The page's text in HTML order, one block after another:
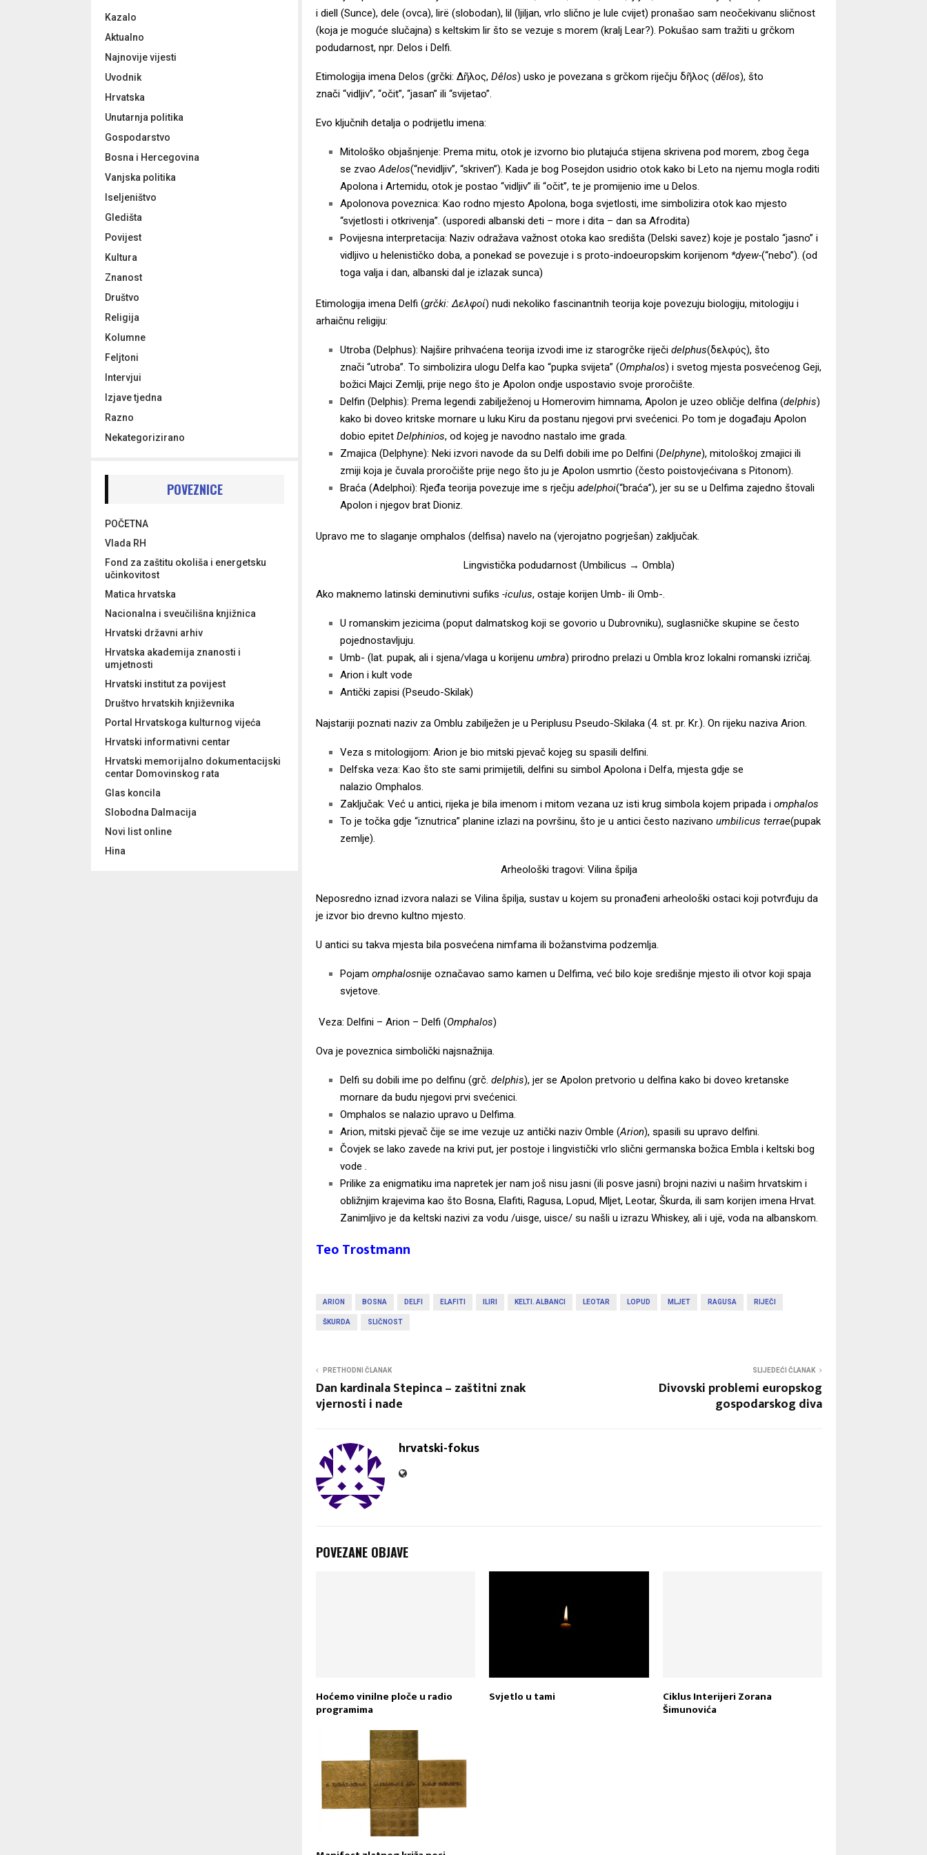
i diell (Sunce), dele (ovca), lirë (slobodan), lil (ljiljan, vrlo slično je lule cvijet) pronašao sam neočekivanu sličnost
(koja je moguće slučajna) s keltskim lir što se vezuje s morem (kralj Lear?). Pokušao sam tražiti u grčkom
podudarnost, npr. Delos i Delfi.
Etimologija imena Delos (grčki: Δῆλος, Dêlos) usko je povezana s grčkom riječju δῆλος (dēlos), što
znači “vidljiv”, “očit”, “jasan” ili “svijetao”.
Evo ključnih detalja o podrijetlu imena:
Mitološko objašnjenje: Prema mitu, otok je izvorno bio plutajuća stijena skrivena pod morem, zbog čega
se zvao Adelos(“nevidljiv”, “skriven”). Kada je bog Posejdon usidrio otok kako bi Leto na njemu mogla roditi
Apolona i Artemidu, otok je postao “vidljiv” ili “očit”, te je promijenio ime u Delos.
Apolonova poveznica: Kao rodno mjesto Apolona, boga svjetlosti, ime simbolizira otok kao mjesto
“svjetlosti i otkrivenja”. (usporedi albanski deti – more i dita – dan sa Afrodita)
Povijesna interpretacija: Naziv odražava važnost otoka kao središta (Delski savez) koje je postalo “jasno” i
vidljivo u helenističko doba, a ponekad se povezuje i s proto-indoeuropskim korijenom *dyew-(“nebo”). (od
toga valja i dan, albanski dal je izlazak sunca)
Etimologija imena Delfi (grčki: Δελφοί) nudi nekoliko fascinantnih teorija koje povezuju biologiju, mitologiju i
arhaičnu religiju:
Utroba (Delphus): Najšire prihvaćena teorija izvodi ime iz starogrčke riječi delphus(δελφύς), što
znači “utroba”. To simbolizira ulogu Delfa kao “pupka svijeta” (Omphalos) i svetog mjesta posvećenog Geji,
božici Majci Zemlji, prije nego što je Apolon ondje uspostavio svoje proročište.
Delfin (Delphis): Prema legendi zabilježenoj u Homerovim himnama, Apolon je uzeo obličje delfina (delphis)
kako bi doveo kritske mornare u luku Kiru da postanu njegovi prvi svećenici. Po tom je događaju Apolon
dobio epitet Delphinios, od kojeg je navodno nastalo ime grada.
Zmajica (Delphyne): Neki izvori navode da su Delfi dobili ime po Delfini (Delphyne), mitološkoj zmajici ili
zmiji koja je čuvala proročište prije nego što ju je Apolon usmrtio (često poistovjećivana s Pitonom).
Braća (Adelphoi): Rjeđa teorija povezuje ime s rječju adelphoi(“braća”), jer su se u Delfima zajedno štovali
Apolon i njegov brat Dioniz.
Upravo me to slaganje omphalos (delfisa) navelo na (vjerojatno pogrješan) zaključak.
Lingvistička podudarnost (Umbilicus → Ombla)
Ako maknemo latinski deminutivni sufiks -iculus, ostaje korijen Umb- ili Omb-.
U romanskim jezicima (poput dalmatskog koji se govorio u Dubrovniku), suglasničke skupine se često
pojednostavljuju.
Umb- (lat. pupak, ali i sjena/vlaga u korijenu umbra) prirodno prelazi u Ombla kroz lokalni romanski izričaj.
Arion i kult vode
Antički zapisi (Pseudo-Skilak)
Najstariji poznati naziv za Omblu zabilježen je u Periplusu Pseudo-Skilaka (4. st. pr. Kr.). On rijeku naziva Arion.
Veza s mitologijom: Arion je bio mitski pjevač kojeg su spasili delfini.
Delfska veza: Kao što ste sami primijetili, delfini su simbol Apolona i Delfa, mjesta gdje se
nalazio Omphalos.
Zaključak: Već u antici, rijeka je bila imenom i mitom vezana uz isti krug simbola kojem pripada i omphalos
To je točka gdje “iznutrica” planine izlazi na površinu, što je u antici često nazivano umbilicus terrae(pupak
zemlje).
Arheološki tragovi: Vilina špilja
Neposredno iznad izvora nalazi se Vilina špilja, sustav u kojem su pronađeni arheološki ostaci koji potvrđuju da
je izvor bio drevno kultno mjesto.
U antici su takva mjesta bila posvećena nimfama ili božanstvima podzemlja.
Pojam omphalosnije označavao samo kamen u Delfima, već bilo koje središnje mjesto ili otvor koji spaja
svjetove.
Veza: Delfini – Arion – Delfi (Omphalos)
Ova je poveznica simbolički najsnažnija.
Delfi su dobili ime po delfinu (grč. delphis), jer se Apolon pretvorio u delfina kako bi doveo kretanske
mornare da budu njegovi prvi svećenici.
Omphalos se nalazio upravo u Delfima.
Arion, mitski pjevač čije se ime vezuje uz antički naziv Omble (Arion), spasili su upravo delfini.
Čovjek se lako zavede na krivi put, jer postoje i lingvistički vrlo slični germanska božica Embla i keltski bog
vode .
Prilike za enigmatiku ima napretek jer nam još nisu jasni (ili posve jasni) brojni nazivi u našim hrvatskim i
obližnjim krajevima kao što Bosna, Elafiti, Ragusa, Lopud, Mljet, Leotar, Škurda, ili sam korijen imena Hrvat.
Zanimljivo je da keltski nazivi za vodu /uisge, uisce/ su našli u izrazu Whiskey, ali i ujë, voda na albanskom.
Teo Trostmann
ARION BOSNA DELFI ELAFITI ILIRI KELTI. ALBANCI LEOTAR LOPUD MLJET RAGUSA RIJEČI
ŠKURDA SLIČNOST
PRETHODNI ČLANAK
Dan kardinala Stepinca – zaštitni znak
vjernosti i nade
SLIJEDEĆI ČLANAK
Divovski problemi europskog
gospodarskog diva
hrvatski-fokus
POVEZANE OBJAVE
Hoćemo vinilne ploče u radio
programima
Svjetlo u tami Ciklus Interijeri Zorana
Šimunovića
o
r
Kazalo
Aktualno
Najnovije vijesti
Uvodnik
Hrvatska
Unutarnja politika
Gospodarstvo
Bosna i Hercegovina
Vanjska politika
Iseljeništvo
Gledišta
Povijest
Kultura
Znanost
Društvo
Religija
Kolumne
Feljtoni
Intervjui
Izjave tjedna
Razno
Nekategorizirano
POVEZNICE
POČETNA
Vlada RH
Fond za zaštitu okoliša i energetsku
učinkovitost
Matica hrvatska
Nacionalna i sveučilišna knjižnica
Hrvatski državni arhiv
Hrvatska akademija znanosti i
umjetnosti
Hrvatski institut za povijest
Društvo hrvatskih književnika
Portal Hrvatskoga kulturnog vijeća
Hrvatski informativni centar
Hrvatski memorijalno dokumentacijski
centar Domovinskog rata
Glas koncila
Slobodna Dalmacija
Novi list online
Hina